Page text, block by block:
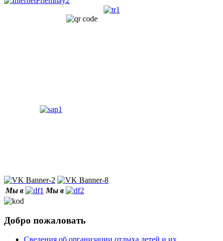
Мы в Мы в
Добро пожаловать